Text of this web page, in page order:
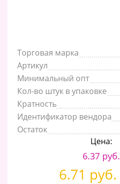
Торговая марка
Артикул
Минимальный опт
Кол-во штук в упаковке
Кратность
Идентификатор вендора
Остаток
Цена:
6.37 руб.
6.71 руб.